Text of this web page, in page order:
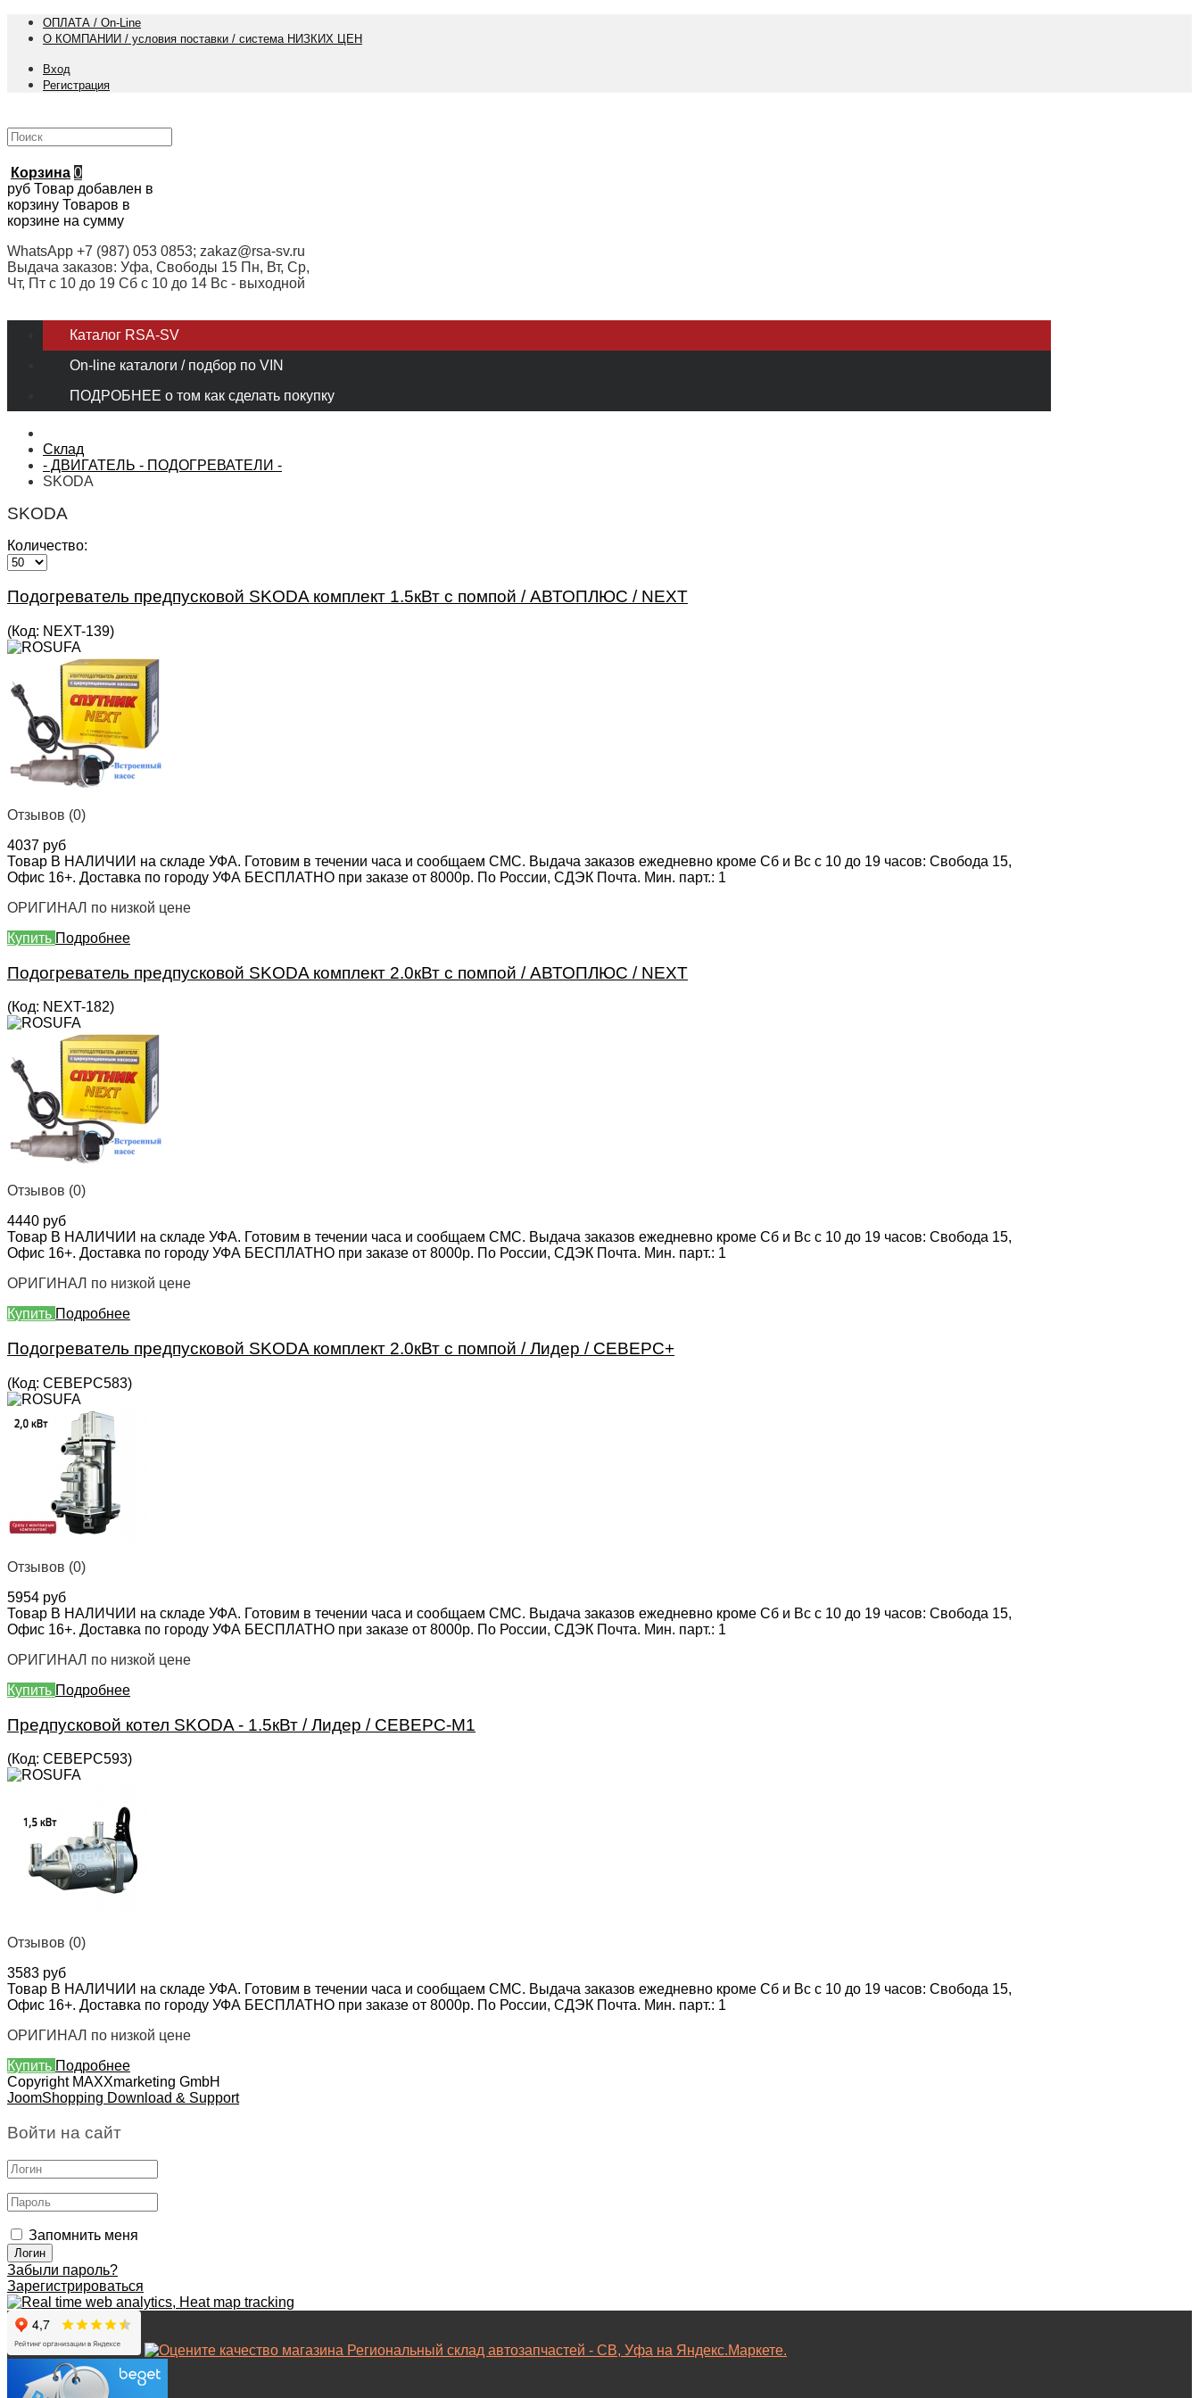
ОПЛАТА / On-Line
О КОМПАНИИ / условия поставки / система НИЗКИХ ЦЕН
Вход
Регистрация
Корзина 0
руб Товар добавлен в
корзину Товаров в
корзине на сумму
WhatsApp +7 (987) 053 0853; zakaz@rsa-sv.ru
Выдача заказов: Уфа, Свободы 15 Пн, Вт, Ср,
Чт, Пт с 10 до 19 Сб с 10 до 14 Вс - выходной
Каталог RSA-SV
On-line каталоги / подбор по VIN
ПОДРОБНЕЕ о том как сделать покупку
Склад
- ДВИГАТЕЛЬ - ПОДОГРЕВАТЕЛИ -
SKODA
SKODA
Количество:
Подогреватель предпусковой SKODA комплект 1.5кВт с помпой / АВТОПЛЮС / NEXT
(Код: NEXT-139)
Отзывов (0)
4037 руб
Товар В НАЛИЧИИ на складе УФА. Готовим в течении часа и сообщаем СМС. Выдача заказов ежедневно кроме Сб и Вс с 10 до 19 часов: Свобода 15,
Офис 16+. Доставка по городу УФА БЕСПЛАТНО при заказе от 8000р. По России, СДЭК Почта. Мин. парт.: 1
ОРИГИНАЛ по низкой цене
Купить Подробнее
Подогреватель предпусковой SKODA комплект 2.0кВт с помпой / АВТОПЛЮС / NEXT
(Код: NEXT-182)
Отзывов (0)
4440 руб
Товар В НАЛИЧИИ на складе УФА. Готовим в течении часа и сообщаем СМС. Выдача заказов ежедневно кроме Сб и Вс с 10 до 19 часов: Свобода 15,
Офис 16+. Доставка по городу УФА БЕСПЛАТНО при заказе от 8000р. По России, СДЭК Почта. Мин. парт.: 1
ОРИГИНАЛ по низкой цене
Купить Подробнее
Подогреватель предпусковой SKODA комплект 2.0кВт с помпой / Лидер / СЕВЕРС+
(Код: СЕВЕРС583)
Отзывов (0)
5954 руб
Товар В НАЛИЧИИ на складе УФА. Готовим в течении часа и сообщаем СМС. Выдача заказов ежедневно кроме Сб и Вс с 10 до 19 часов: Свобода 15,
Офис 16+. Доставка по городу УФА БЕСПЛАТНО при заказе от 8000р. По России, СДЭК Почта. Мин. парт.: 1
ОРИГИНАЛ по низкой цене
Купить Подробнее
Предпусковой котел SKODA - 1.5кВт / Лидер / СЕВЕРС-М1
(Код: СЕВЕРС593)
Отзывов (0)
3583 руб
Товар В НАЛИЧИИ на складе УФА. Готовим в течении часа и сообщаем СМС. Выдача заказов ежедневно кроме Сб и Вс с 10 до 19 часов: Свобода 15,
Офис 16+. Доставка по городу УФА БЕСПЛАТНО при заказе от 8000р. По России, СДЭК Почта. Мин. парт.: 1
ОРИГИНАЛ по низкой цене
Купить Подробнее
Copyright MAXXmarketing GmbH
JoomShopping Download & Support
Войти на сайт
Запомнить меня
Забыли пароль?
Зарегистрироваться